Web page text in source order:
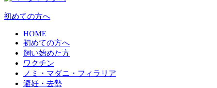
初めての方へ
HOME
初めての方へ
飼い始めた方
ワクチン
ノミ・マダニ・フィラリア
避妊・去勢